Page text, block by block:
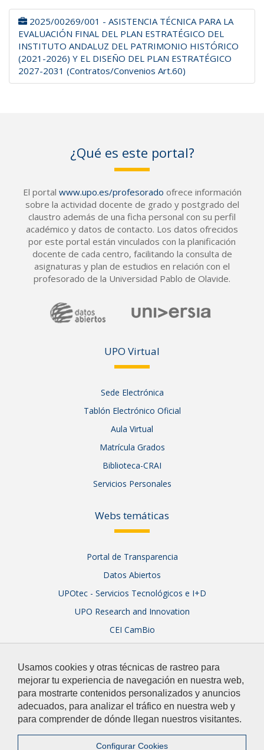
Usamos cookies y otras técnicas de rastreo para
mejorar tu experiencia de navegación en nuestra web,
para mostrarte contenidos personalizados y anuncios
adecuados, para analizar el tráfico en nuestra web y
para comprender de dónde llegan nuestros visitantes.
Configurar Cookies
2025/00269/001 - ASISTENCIA TÉCNICA PARA LA
EVALUACIÓN FINAL DEL PLAN ESTRATÉGICO DEL
INSTITUTO ANDALUZ DEL PATRIMONIO HISTÓRICO
(2021-2026) Y EL DISEÑO DEL PLAN ESTRATÉGICO
2027-2031 (Contratos/Convenios Art.60)
¿Qué es este portal?
El portal www.upo.es/profesorado ofrece información
sobre la actividad docente de grado y postgrado del
claustro además de una ficha personal con su perfil
académico y datos de contacto. Los datos ofrecidos
por este portal están vinculados con la planificación
docente de cada centro, facilitando la consulta de
asignaturas y plan de estudios en relación con el
profesorado de la Universidad Pablo de Olavide.
UPO Virtual
Sede Electrónica
Tablón Electrónico Oficial
Aula Virtual
Matrícula Grados
Biblioteca-CRAI
Servicios Personales
Webs temáticas
Portal de Transparencia
Datos Abiertos
UPOtec - Servicios Tecnológicos e I+D
UPO Research and Innovation
CEI CamBio
© 2026 Universidad Pablo de Olavide